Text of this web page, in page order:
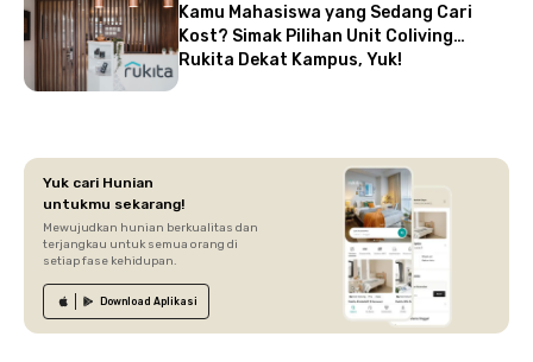
Kamu Mahasiswa yang Sedang Cari
Kost? Simak Pilihan Unit Coliving
Rukita Dekat Kampus, Yuk!
Yuk cari Hunian
untukmu sekarang!
Mewujudkan hunian berkualitas dan
terjangkau untuk semua orang di
setiap fase kehidupan.
Download Aplikasi